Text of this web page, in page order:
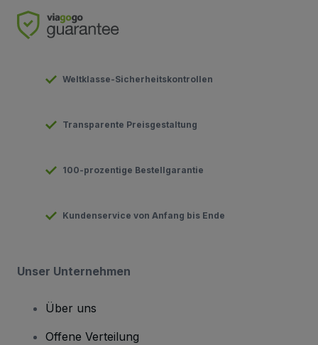
Weltklasse-Sicherheitskontrollen
Transparente Preisgestaltung
100-prozentige Bestellgarantie
Kundenservice von Anfang bis Ende
Unser Unternehmen
Über uns
Offene Verteilung